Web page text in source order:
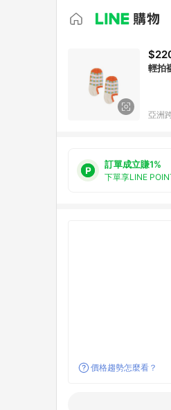
輕拍
亞洲
訂單成立賺1%
下單享LINE
價格趨勢怎麼看？